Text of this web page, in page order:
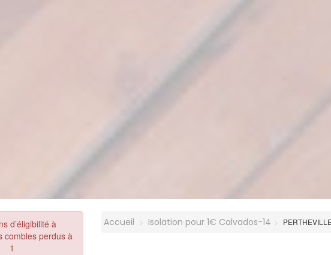
d’éligibilité à
combles perdus à
1
Accueil Isolation pour 1€ Calvados-14